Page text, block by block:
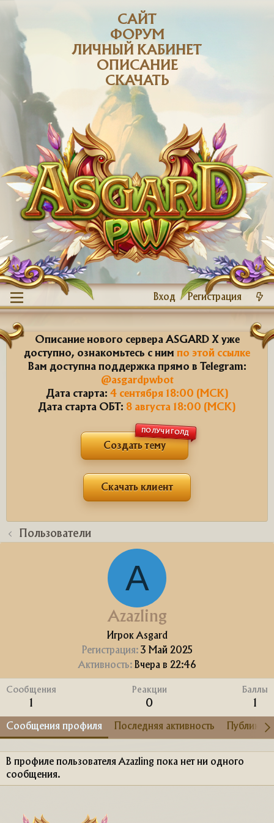
САЙТ
ФОРУМ
ЛИЧНЫЙ КАБИНЕТ
ОПИСАНИЕ
СКАЧАТЬ
Вход Регистрация
Описание нового сервера ASGARD X уже
доступно, ознакомьтесь с ним по этой ссылке
Вам доступна поддержка прямо в Telegram:
@asgardpwbot
Дата старта: 4 сентября 18:00 (МСК)
Дата старта ОБТ: 8 августа 18:00 (МСК)
Создать тему
ПОЛУЧИ ГОЛД
Скачать клиент
Пользователи
A
Azazling
Игрок Asgard
Регистрация 3 Май 2025
Активность Вчера в 22:46
Сообщения
1
Реакции
0
Баллы
1
Сообщения профиля Последняя активность
В профиле пользователя Azazling пока нет ни одного
сообщения.